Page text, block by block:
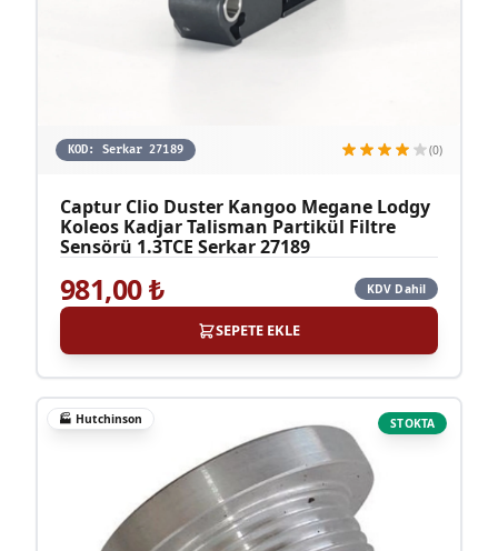
KOD: Serkar 27189 (0)
Captur Clio Duster Kangoo Megane Lodgy
Koleos Kadjar Talisman Partikül Filtre
Sensörü 1.3TCE Serkar 27189
981,00₺ KDV Dahil
SEPETE EKLE
STOKTA
🏭 Hutchinson